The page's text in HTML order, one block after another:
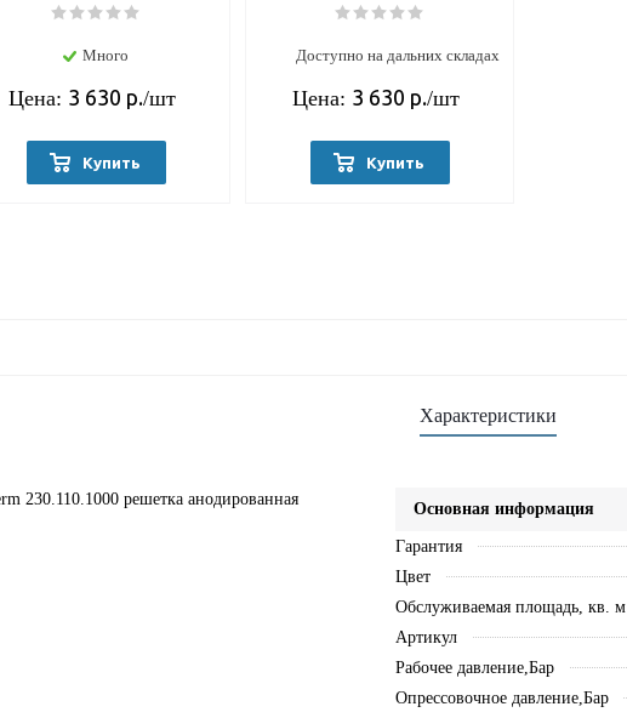
Много
Цена: 3 630 р./шт
Купить
Доступно на дальних складах
Цена: 3 630 р./шт
Купить
230.110.1000 решетка анодированная
Характеристики
Основная информация
Гарантия
Цвет
Обслуживаемая площадь, кв. м
Артикул
Рабочее давление,Бар
Опрессовочное давление,Бар